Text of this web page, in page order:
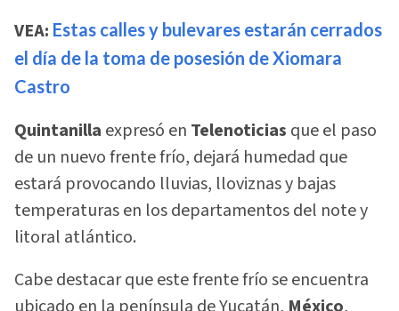
VEA: Estas calles y bulevares estarán cerrados
el día de la toma de posesión de Xiomara
Castro
Quintanilla expresó en Telenoticias que el paso
de un nuevo frente frío, dejará humedad que
estará provocando lluvias, lloviznas y bajas
temperaturas en los departamentos del note y
litoral atlántico.
Cabe destacar que este frente frío se encuentra